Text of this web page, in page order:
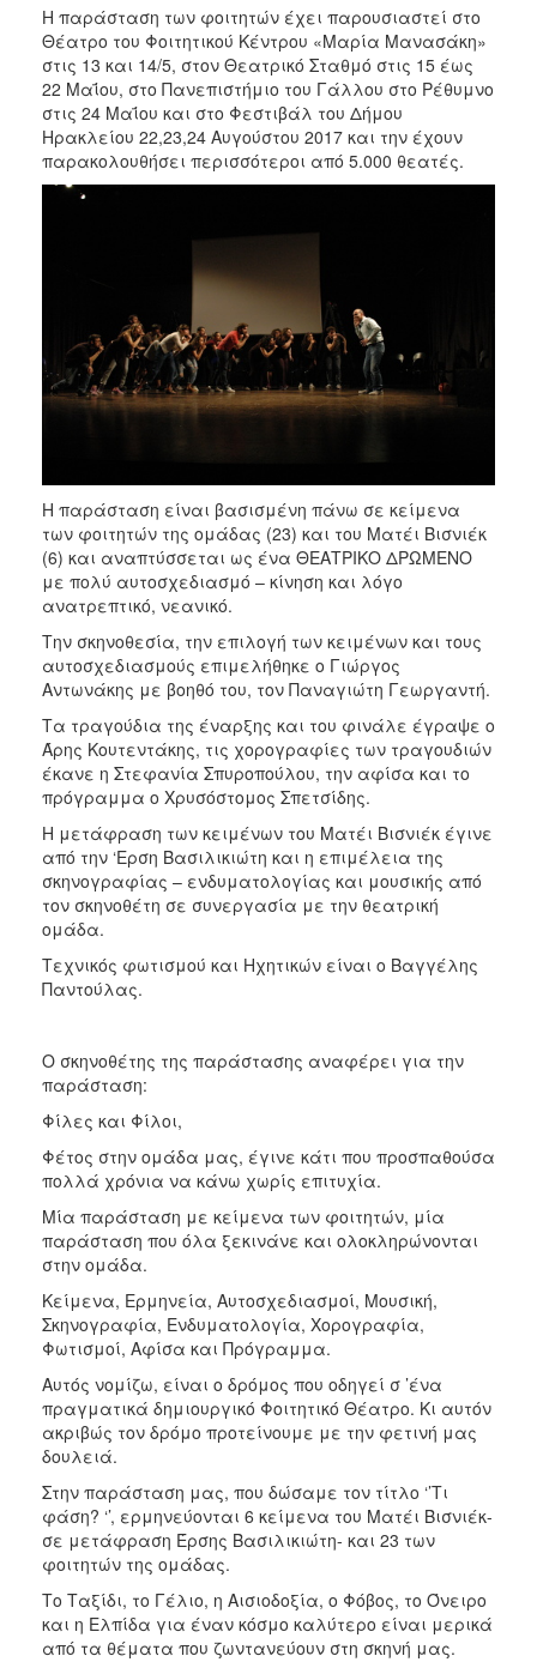
Η παράσταση των φοιτητών έχει παρουσιαστεί στο
Θέατρο του Φοιτητικού Κέντρου «Μαρία Μανασάκη»
στις 13 και 14/5, στον Θεατρικό Σταθμό στις 15 έως
22 Μαΐου, στο Πανεπιστήμιο του Γάλλου στο Ρέθυμνο
στις 24 Μαΐου και στο Φεστιβάλ του Δήμου
Ηρακλείου 22,23,24 Αυγούστου 2017 και την έχουν
παρακολουθήσει περισσότεροι από 5.000 θεατές.
Η παράσταση είναι βασισμένη πάνω σε κείμενα
των φοιτητών της ομάδας (23) και του Ματέι Βισνιέκ
(6) και αναπτύσσεται ως ένα ΘΕΑΤΡΙΚΟ ΔΡΩΜΕΝΟ
με πολύ αυτοσχεδιασμό – κίνηση και λόγο
ανατρεπτικό, νεανικό.
Την σκηνοθεσία, την επιλογή των κειμένων και τους
αυτοσχεδιασμούς επιμελήθηκε ο Γιώργος
Αντωνάκης με βοηθό του, τον Παναγιώτη Γεωργαντή.
Τα τραγούδια της έναρξης και του φινάλε έγραψε ο
Άρης Κουτεντάκης, τις χορογραφίες των τραγουδιών
έκανε η Στεφανία Σπυροπούλου, την αφίσα και το
πρόγραμμα ο Χρυσόστομος Σπετσίδης.
Η μετάφραση των κειμένων του Ματέι Βισνιέκ έγινε
από την ‘Ερση Βασιλικιώτη και η επιμέλεια της
σκηνογραφίας – ενδυματολογίας και μουσικής από
τον σκηνοθέτη σε συνεργασία με την θεατρική
ομάδα.
Τεχνικός φωτισμού και Ηχητικών είναι ο Βαγγέλης
Παντούλας.
Ο σκηνοθέτης της παράστασης αναφέρει για την
παράσταση:
Φίλες και Φίλοι,
Φέτος στην ομάδα μας, έγινε κάτι που προσπαθούσα
πολλά χρόνια να κάνω χωρίς επιτυχία.
Μία παράσταση με κείμενα των φοιτητών, μία
παράσταση που όλα ξεκινάνε και ολοκληρώνονται
στην ομάδα.
Κείμενα, Ερμηνεία, Αυτοσχεδιασμοί, Μουσική,
Σκηνογραφία, Ενδυματολογία, Χορογραφία,
Φωτισμοί, Αφίσα και Πρόγραμμα.
Αυτός νομίζω, είναι ο δρόμος που οδηγεί σ ’ένα
πραγματικά δημιουργικό Φοιτητικό Θέατρο. Κι αυτόν
ακριβώς τον δρόμο προτείνουμε με την φετινή μας
δουλειά.
Στην παράσταση μας, που δώσαμε τον τίτλο ‘’Τι
φάση? ‘’, ερμηνεύονται 6 κείμενα του Ματέι Βισνιέκ-
σε μετάφραση Έρσης Βασιλικιώτη- και 23 των
φοιτητών της ομάδας.
Το Ταξίδι, το Γέλιο, η Αισιοδοξία, ο Φόβος, το Όνειρο
και η Ελπίδα για έναν κόσμο καλύτερο είναι μερικά
από τα θέματα που ζωντανεύουν στη σκηνή μας.